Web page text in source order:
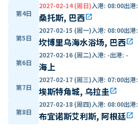
第4日
2027-02-14 (周日)入港: 08:00出港:
桑托斯, 巴西open_in_new
第5日
2027-02-15 (周一)入港: 08:00出港:
坎博里乌海水浴场, 巴西open_in_new
第6日
2027-02-16 (周二)入港: -出港: -
海上
第7日
2027-02-17 (周三)入港: 07:00出港:
埃斯特角城, 乌拉圭open_in_new
第8日
2027-02-18 (周四)入港: 08:00出港:
布宜诺斯艾利斯, 阿根廷open_in_new